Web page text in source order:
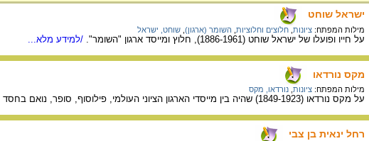
ישראל שוחט
מילות המפתח: ציונות חלוצים וחלוציות השומר (ארגון) שוחט, ישראל
על חייו ופועלו של ישראל שוחט (1886-1961), חלוץ ומייסד ארגון "השומר". /למידע מלא...
מקס נורדאו
מילות המפתח: ציונות נורדאו, מקס
על מקס נורדאו (1849-1923) שהיה בין מייסדי הארגון הציוני העולמי, פילוסוף, סופר, נואם בחסד ורופא.
רחל ינאית בן צבי